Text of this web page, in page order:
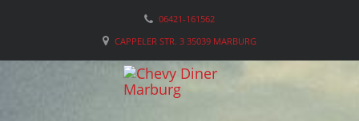
06421-161562
CAPPELER STR. 3 35039 MARBURG